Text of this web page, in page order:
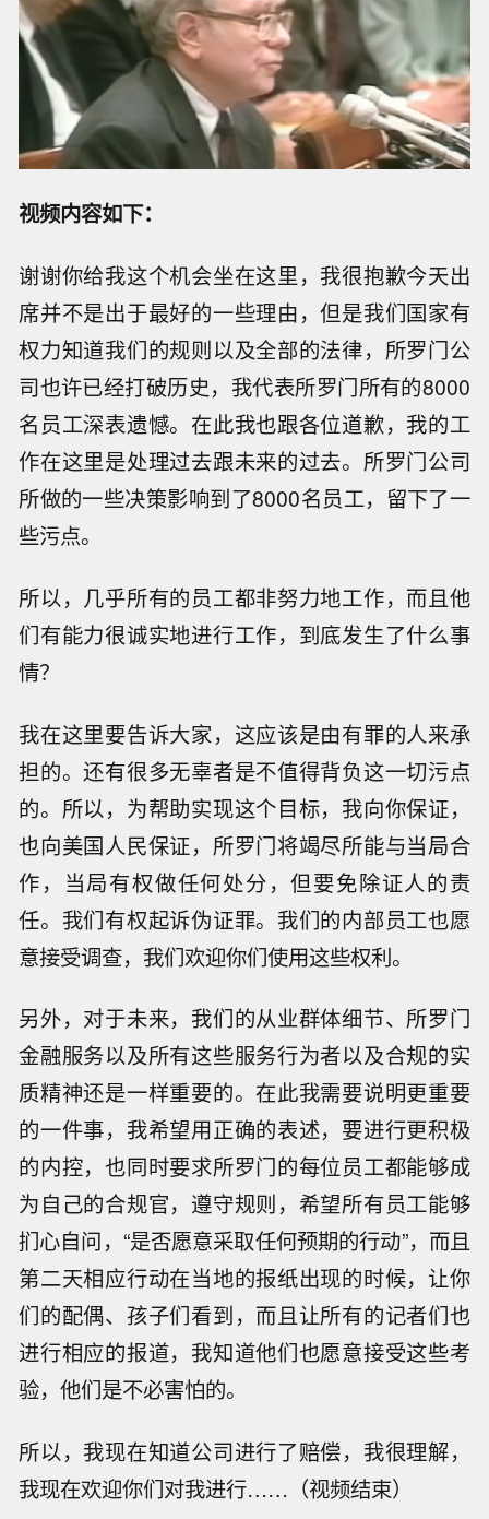
视频内容如下：
谢谢你给我这个机会坐在这里，我很抱歉今天出
席并不是出于最好的一些理由，但是我们国家有
权力知道我们的规则以及全部的法律，所罗门公
司也许已经打破历史，我代表所罗门所有的8000
名员工深表遗憾。在此我也跟各位道歉，我的工
作在这里是处理过去跟未来的过去。所罗门公司
所做的一些决策影响到了8000名员工，留下了一
些污点。
所以，几乎所有的员工都非努力地工作，而且他
们有能力很诚实地进行工作，到底发生了什么事
情？
我在这里要告诉大家，这应该是由有罪的人来承
担的。还有很多无辜者是不值得背负这一切污点
的。所以，为帮助实现这个目标，我向你保证，
也向美国人民保证，所罗门将竭尽所能与当局合
作，当局有权做任何处分，但要免除证人的责
任。我们有权起诉伪证罪。我们的内部员工也愿
意接受调查，我们欢迎你们使用这些权利。
另外，对于未来，我们的从业群体细节、所罗门
金融服务以及所有这些服务行为者以及合规的实
质精神还是一样重要的。在此我需要说明更重要
的一件事，我希望用正确的表述，要进行更积极
的内控，也同时要求所罗门的每位员工都能够成
为自己的合规官，遵守规则，希望所有员工能够
扪心自问，“是否愿意采取任何预期的行动”，而且
第二天相应行动在当地的报纸出现的时候，让你
们的配偶、孩子们看到，而且让所有的记者们也
进行相应的报道，我知道他们也愿意接受这些考
验，他们是不必害怕的。
所以，我现在知道公司进行了赔偿，我很理解，
我现在欢迎你们对我进行……（视频结束）